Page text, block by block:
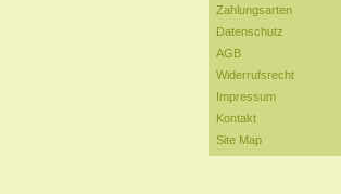
Zahlungsarten
Datenschutz
AGB
Widerrufsrecht
Impressum
Kontakt
Site Map